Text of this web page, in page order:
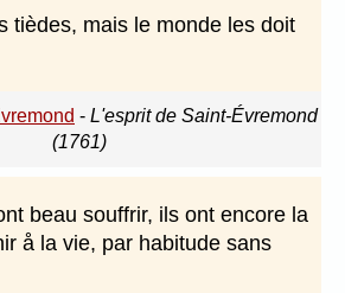
tièdes, mais le monde les doit
- L'esprit de Saint-Évremond
(1761)
beau souffrir, ils ont encore la
å la vie, par habitude sans